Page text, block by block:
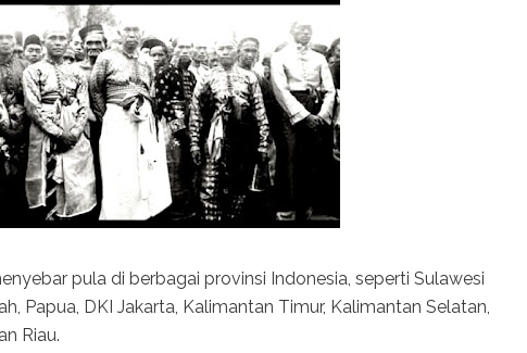
pula di berbagai provinsi Indonesia, seperti Sulawesi
Papua, DKI Jakarta, Kalimantan Timur, Kalimantan Selatan,
Riau.